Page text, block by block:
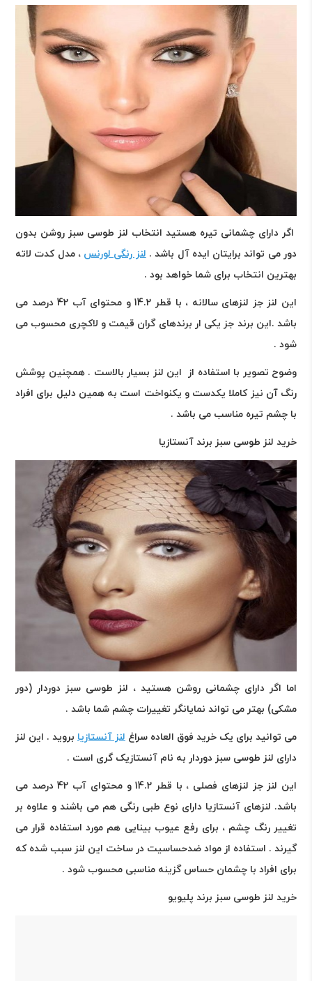
اگر دارای چشمانی تیره هستید انتخاب لنز طوسی سبز روشن بدون
دور می تواند برایتان ایده آل باشد .لنز رنگی لورنس ، مدل کدت لاته
بهترین انتخاب برای شما خواهد بود .
این لنز جز لنزهای سالانه ، با قطر 14.2 و محتوای آب 42 درصد می
باشد .این برند جز یکی ار برندهای گران قیمت و لاکچری محسوب می
شود .
وضوح تصویر با استفاده از این لنز بسیار بالاست . همچنین پوشش
رنگ آن نیز کاملا یکدست و یکنواخت است به همین دلیل برای افراد
با چشم تیره مناسب می باشد .
خرید لنز طوسی سبز برند آنستازیا
اما اگر دارای چشمانی روشن هستید ، لنز طوسی سبز دوردار (دور
مشکی) بهتر می تواند نمایانگر تغییرات چشم شما باشد .
می توانید برای یک خرید فوق العاده سراغ لنز آنستازیا بروید . این لنز
دارای لنز طوسی سبز دوردار به نام آنستازیک گری است .
این لنز جز لنزهای فصلی ، با قطر 14.2 و محتوای آب 42 درصد می
باشد. لنزهای آنستازیا دارای نوع طبی رنگی هم می باشند و علاوه بر
تغییر رنگ چشم ، برای رفع عیوب بینایی هم مورد استفاده قرار می
گیرند . استفاده از مواد ضدحساسیت در ساخت این لنز سبب شده که
برای افراد با چشمان حساس گزینه مناسبی محسوب شود .
خرید لنز طوسی سبز برند پلیویو